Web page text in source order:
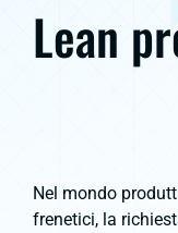
Lean
Nel mondo
frenetici, la